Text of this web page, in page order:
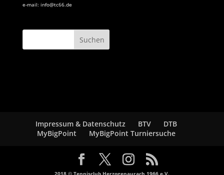
e-mail: info@tc66.de
Impressum & Datenschutz BTV
DTB
MyBigPoint
MyBigPoint Turniersuche